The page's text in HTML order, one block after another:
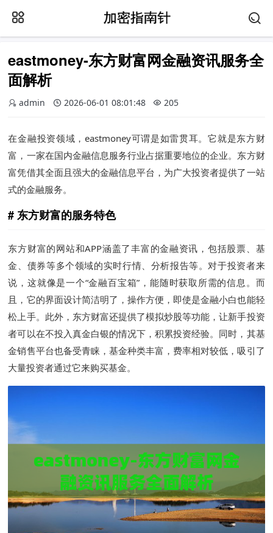
eastmoney-东方财富网金融资讯服务全
面解析
admin 2026-06-01 08:01:48 205
在金融投资领域，eastmoney可谓是如雷贯耳。它就是东方财
富，一家在国内金融信息服务行业占据重要地位的企业。东方财
富凭借其全面且强大的金融信息平台，为广大投资者提供了一站
式的金融服务。
东方财富的服务特色
东方财富的网站和APP涵盖了丰富的金融资讯，包括股票、基
金、债券等多个领域的实时行情、分析报告等。对于投资者来
说，这就像是一个“金融百宝箱”，能随时获取所需的信息。而
且，它的界面设计简洁明了，操作方便，即使是金融小白也能轻
松上手。此外，东方财富还提供了模拟炒股等功能，让新手投资
者可以在不投入真金白银的情况下，积累投资经验。同时，其基
金销售平台也备受青睐，基金种类丰富，费率相对较低，吸引了
大量投资者通过它来购买基金。